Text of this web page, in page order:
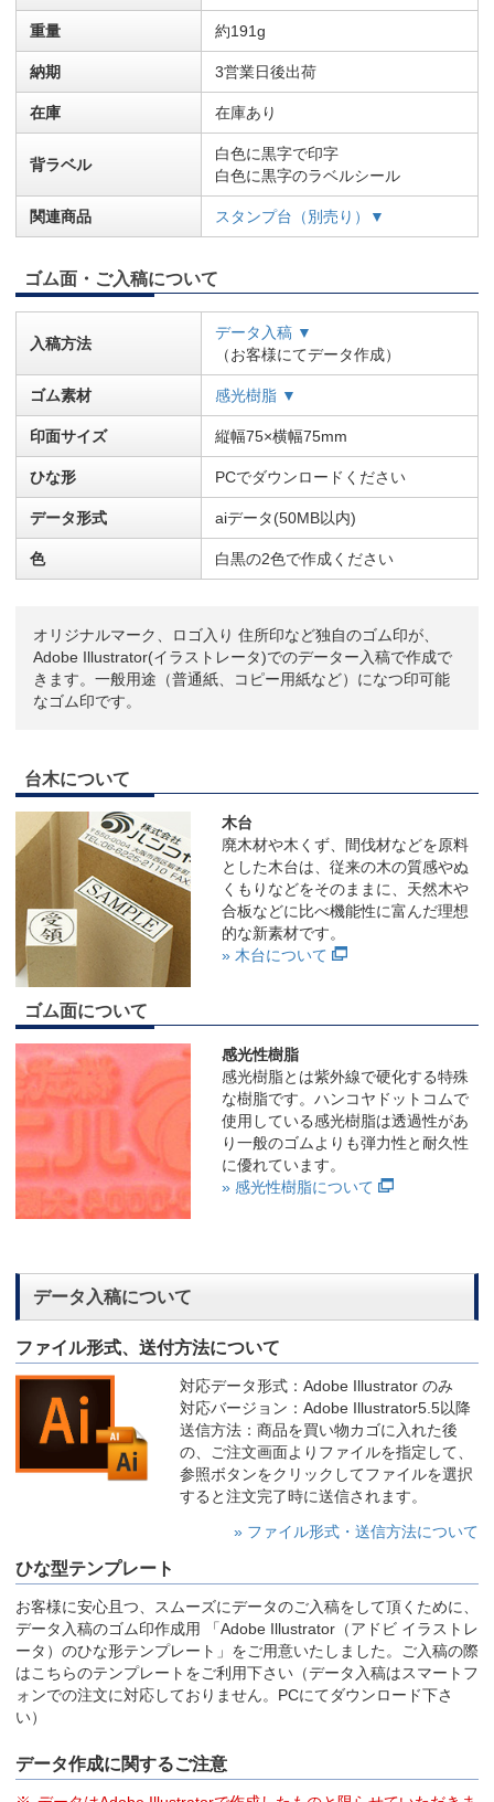
重量 約191g
納期 3営業日後出荷
在庫 在庫あり
背ラベル
白色に黒字で印字
白色に黒字のラベルシール
関連商品 スタンプ台（別売り）▼
ゴム面・ご入稿について
入稿方法
データ入稿 ▼
（お客様にてデータ作成）
ゴム素材 感光樹脂 ▼
印面サイズ 縦幅75×横幅75mm
ひな形 PCでダウンロードください
データ形式 aiデータ(50MB以内)
色 白黒の2色で作成ください
オリジナルマーク、ロゴ入り 住所印など独自のゴム印が、
Adobe Illustrator(イラストレータ)でのデーター入稿で作成で
きます。一般用途（普通紙、コピー用紙など）になつ印可能
なゴム印です。
台木について
木台
廃木材や木くず、間伐材などを原料
とした木台は、従来の木の質感やぬ
くもりなどをそのままに、天然木や
合板などに比べ機能性に富んだ理想
的な新素材です。
» 木台について
ゴム面について
感光性樹脂
感光樹脂とは紫外線で硬化する特殊
な樹脂です。ハンコヤドットコムで
使用している感光樹脂は透過性があ
り一般のゴムよりも弾力性と耐久性
に優れています。
» 感光性樹脂について
データ入稿について
ファイル形式、送付方法について
対応データ形式：Adobe Illustrator のみ
対応バージョン：Adobe Illustrator5.5以降
送信方法：商品を買い物カゴに入れた後
の、ご注文画面よりファイルを指定して、
参照ボタンをクリックしてファイルを選択
すると注文完了時に送信されます。
» ファイル形式・送信方法について
ひな型テンプレート
お客様に安心且つ、スムーズにデータのご入稿をして頂くために、
データ入稿のゴム印作成用 「Adobe Illustrator（アドビ イラストレ
ータ）のひな形テンプレート」をご用意いたしました。ご入稿の際
はこちらのテンプレートをご利用下さい（データ入稿はスマートフ
ォンでの注文に対応しておりません。PCにてダウンロード下さ
い）
データ作成に関するご注意